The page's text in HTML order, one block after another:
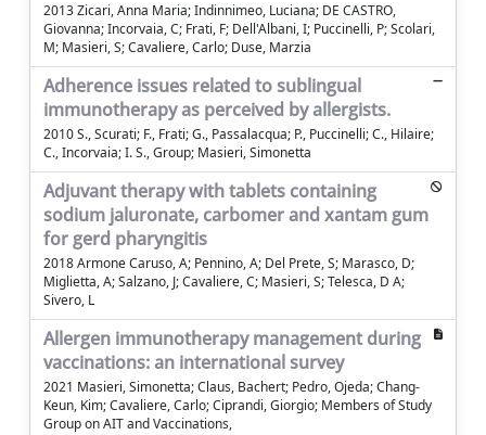
2013 Zicari, Anna Maria; Indinnimeo, Luciana; DE CASTRO,
Giovanna; Incorvaia, C; Frati, F; Dell'Albani, I; Puccinelli, P; Scolari,
M; Masieri, S; Cavaliere, Carlo; Duse, Marzia
Adherence issues related to sublingual
immunotherapy as perceived by allergists.
2010 S., Scurati; F., Frati; G., Passalacqua; P., Puccinelli; C., Hilaire;
C., Incorvaia; I. S., Group; Masieri, Simonetta
Adjuvant therapy with tablets containing
sodium jaluronate, carbomer and xantam gum
for gerd pharyngitis
2018 Armone Caruso, A; Pennino, A; Del Prete, S; Marasco, D;
Miglietta, A; Salzano, J; Cavaliere, C; Masieri, S; Telesca, D A;
Sivero, L
Allergen immunotherapy management during
vaccinations: an international survey
2021 Masieri, Simonetta; Claus, Bachert; Pedro, Ojeda; Chang-
Keun, Kim; Cavaliere, Carlo; Ciprandi, Giorgio; Members of Study
Group on AIT and Vaccinations,